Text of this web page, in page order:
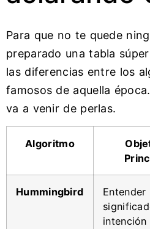
Para que no te quede
preparado una tabla
las diferencias entre los
famosos de aquella
va a venir de perlas.
Algoritmo
Hummingbird
Entender